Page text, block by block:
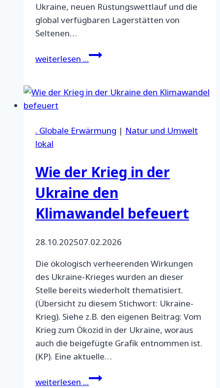
Ukraine, neuen Rüstungswettlauf und die
global verfügbaren Lagerstätten von
Seltenen…
weiterlesen ...Seltene
Krieg
. Globale Erwärmung | Natur und Umwelt
lokal
Wie der Krieg in der
Ukraine den
Klimawandel befeuert
28.10.202507.02.2026
Die ökologisch verheerenden Wirkungen
des Ukraine-Krieges wurden an dieser
Stelle bereits wiederholt thematisiert.
(Übersicht zu diesem Stichwort: Ukraine-
Krieg). Siehe z.B. den eigenen Beitrag: Vom
Krieg zum Ökozid in der Ukraine, woraus
auch die beigefügte Grafik entnommen ist.
(KP). Eine aktuelle…
weiterlesen ...Wie